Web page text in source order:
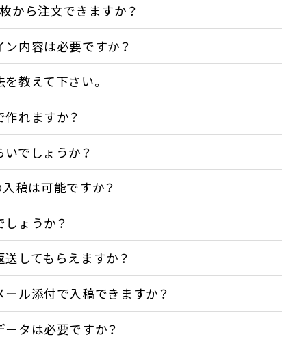
から注文できますか？
内容は必要ですか？
教えて下さい。
れますか？
でしょうか？
稿は可能ですか？
ょうか？
してもらえますか？
ル添付で入稿できますか？
タは必要ですか？